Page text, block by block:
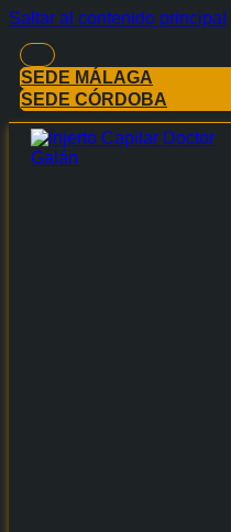
Saltar al contenido principal
SEDE MÁLAGA
SEDE CÓRDOBA